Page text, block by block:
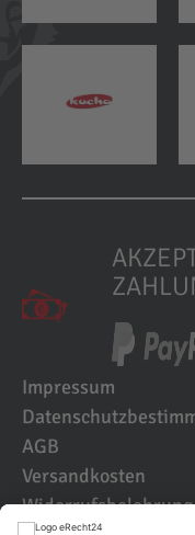
Impressum
AGB
Versandkosten
Widerrufsbelehrung